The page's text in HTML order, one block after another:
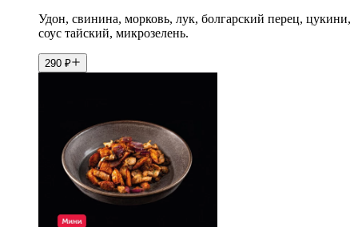
Удон, свинина, морковь, лук, болгарский перец, цукини,
соус тайский, микрозелень.
290 ₽